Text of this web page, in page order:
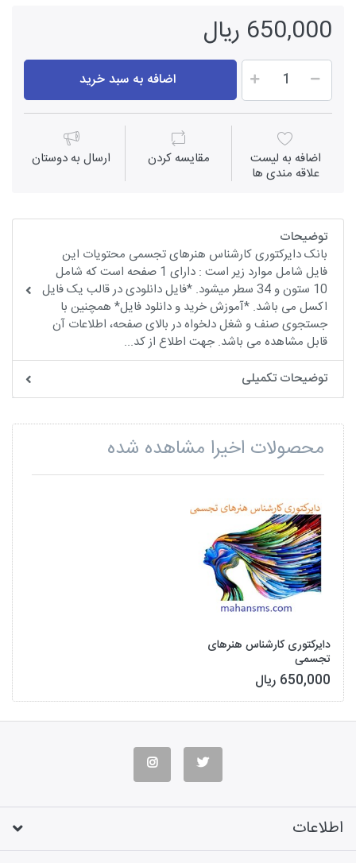
650,000 ریال
اضافه به سبد خرید
اضافه به لیست
علاقه مندی ها
مقايسه كردن ارسال به دوستان
توضیحات
بانک دایرکتوری کارشناس هنرهای تجسمی محتویات این
فایل شامل موارد زیر است : دارای 1 صفحه است که شامل
10 ستون و 34 سطر میشود. *فایل دانلودی در قالب یک فایل
اکسل می باشد. *آموزش خرید و دانلود فایل* همچنین با
جستجوی صنف و شغل دلخواه در بالای صفحه، اطلاعات آن
قابل مشاهده می باشد. جهت اطلاع از کد...
توضیحات تکمیلی
محصولات اخیرا مشاهده شده
دایرکتوری کارشناس هنرهای
تجسمی
650,000 ریال
اطلاعات